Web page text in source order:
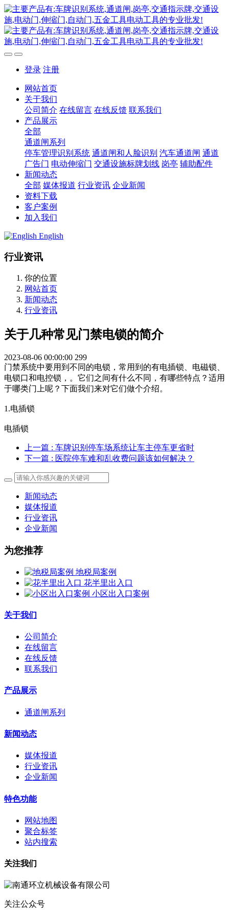
登录 注册
网站首页
关于我们
公司简介 在线留言 在线反馈 联系我们
产品展示
全部
通道闸系列
停车管理识别系统 通道闸和人脸识别 汽车通道闸 通道
广告门 电动伸缩门 交通设施标牌划线 岗亭 辅助配件
新闻动态
全部 媒体报道 行业资讯 企业新闻
资料下载
客户案例
加入我们
English
行业资讯
你的位置
网站首页
新闻动态
行业资讯
关于几种常见门禁电锁的简介
2023-08-06 00:00:00 299
门禁系统中要用到不同的电锁，常用到的有电插锁、电磁锁、
电锁口和电控锁，。它们之间有什么不同，有哪些特点？适用
于哪类门上呢？下面我们来对它们做个介绍。
1.电插锁
电插锁
上一篇 : 车牌识别停车场系统让车主停车更省时
下一篇 : 医院停车难和乱收费问题该如何解决？
新闻动态
媒体报道
行业资讯
企业新闻
为您推荐
地税局案例
花半里出入口
小区出入口案例
关于我们
公司简介
在线留言
在线反馈
联系我们
产品展示
通道闸系列
新闻动态
媒体报道
行业资讯
企业新闻
特色功能
网站地图
聚合标签
站内搜索
关注我们
关注公众号